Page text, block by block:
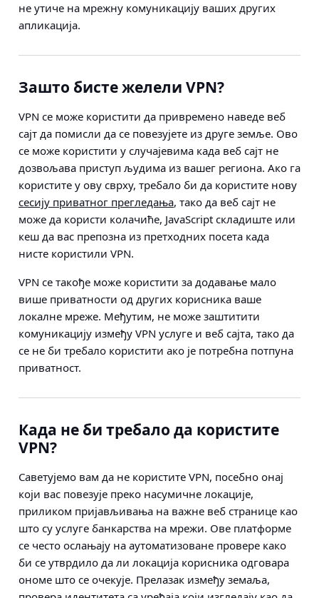
не утиче на мрежну комуникацију ваших других
апликација.
Зашто бисте желели VPN?
VPN се може користити да привремено наведе веб
сајт да помисли да се повезујете из друге земље. Ово
се може користити у случајевима када веб сајт не
дозвољава приступ људима из вашег региона. Ако га
користите у ову сврху, требало би да користите нову
сесију приватног прегледања, тако да веб сајт не
може да користи колачиће, JavaScript складиште или
кеш да вас препозна из претходних посета када
нисте користили VPN.
VPN се такође може користити за додавање мало
више приватности од других корисника ваше
локалне мреже. Међутим, не може заштитити
комуникацију између VPN услуге и веб сајта, тако да
се не би требало користити ако је потребна потпуна
приватност.
Када не би требало да користите
VPN?
Саветујемо вам да не користите VPN, посебно онај
који вас повезује преко насумичне локације,
приликом пријављивања на важне веб странице као
што су услуге банкарства на мрежи. Ове платформе
се често ослањају на аутоматизоване провере како
би се утврдило да ли локација корисника одговара
ономе што се очекује. Прелазак између земаља,